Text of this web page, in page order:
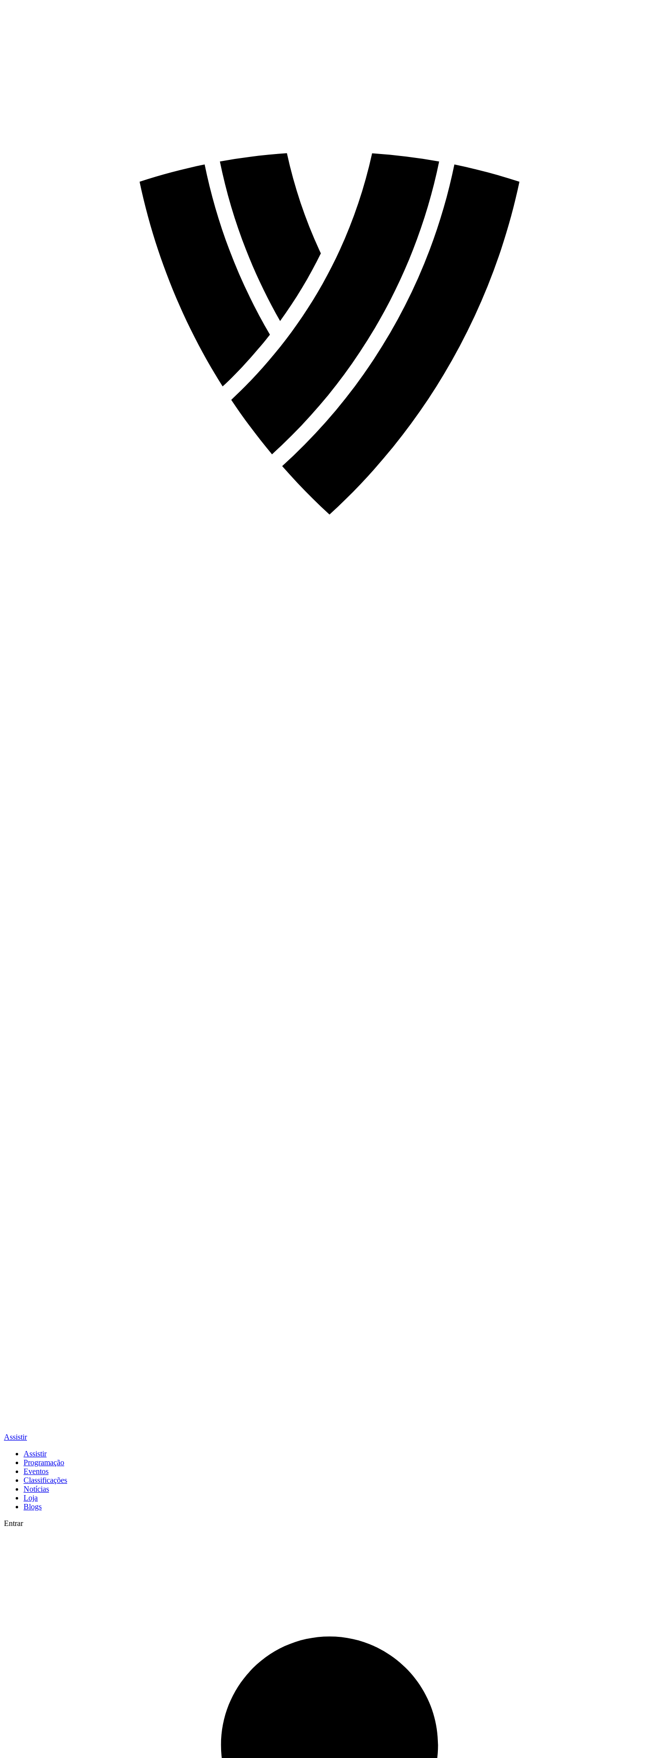
Assistir
Assistir
Programação
Eventos
Classificações
Notícias
Loja
Blogs
Entrar